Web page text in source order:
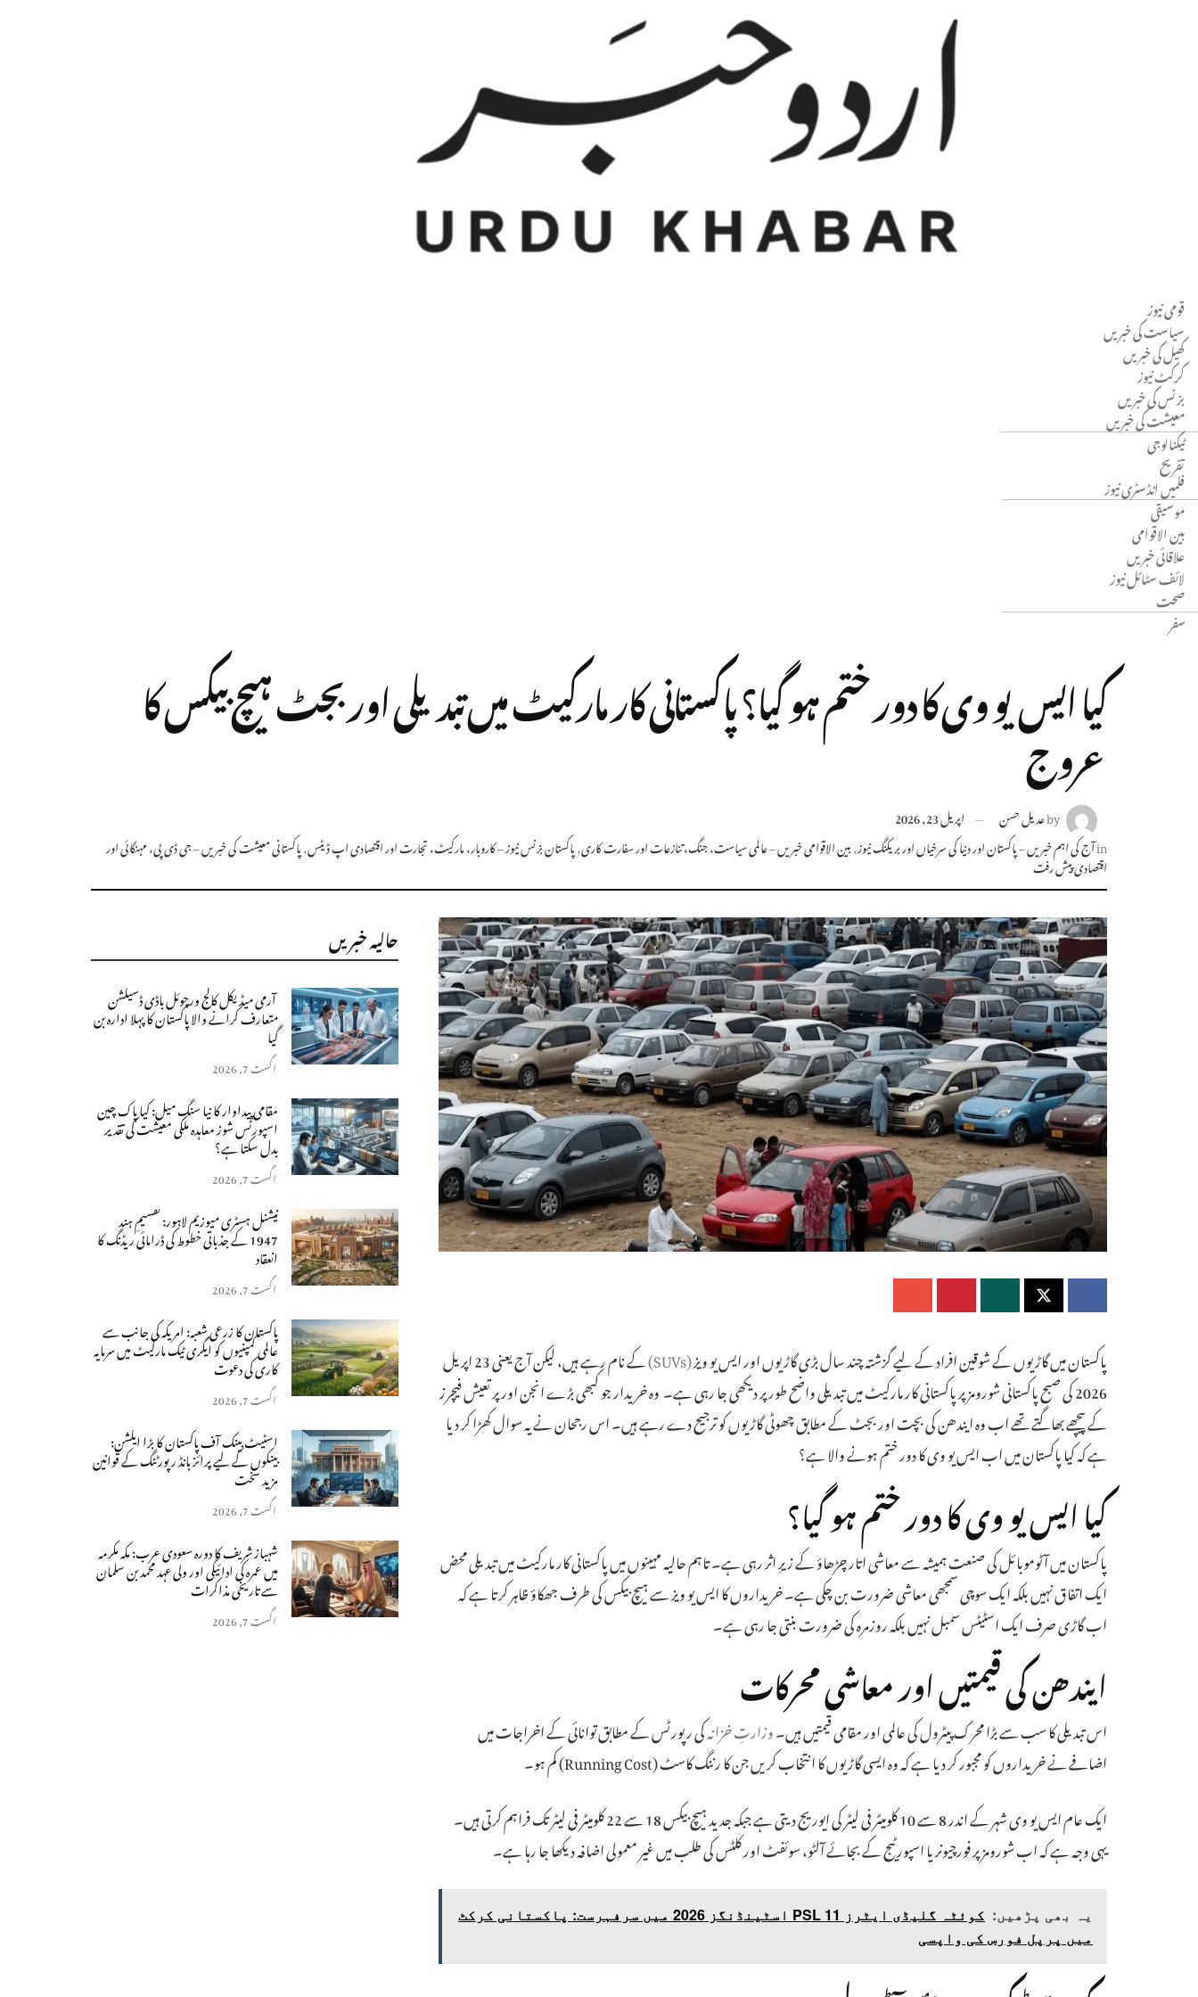
Menuقومی نیوز
سیاست کی خبریں
کھیل کی خبریں
کرکٹ نیوز
بزنس کی خبریں
معیشت کی خبریں
ٹیکنالوجی
تفریح
فلمیں انڈسٹری نیوز
موسیقی
بین الاقوامی
علاقائی خبریں
لائف سٹائل نیوز
صحت
سفر
کیا ایس یو وی کا دور ختم ہو گیا؟ پاکستانی کار مارکیٹ میں تبدیلی اور بجٹ ہیچ بیکس کا
عروج
byعدیل حسن
اپریل 23, 2026
inآج کی اہم خبریں – پاکستان اور دنیا کی سرخیاں اور بریکنگ نیوز,بین الاقوامی خبریں – عالمی سیاست، جنگ، تنازعات اور سفارت کاری,پاکستان بزنس نیوز – کاروبار، مارکیٹ، تجارت اور اقتصادی اپ ڈیٹس,پاکستانی معیشت کی خبریں – جی ڈی پی، مہنگائی اور
اقتصادی پیش رفت
پاکستان میں گاڑیوں کے شوقین افراد کے لیے گزشتہ چند سال بڑی گاڑیوں اور ایس یو ویز(SUVs)
کے نام رہے ہیں، لیکن آج یعنی 23 اپریل
2026 کی صبح پاکستانی شورومز پر پاکستانی کار مارکیٹ میں تبدیلی واضح طور پر دیکھی جا رہی ہے۔ وہ خریدار جو کبھی بڑے انجن اور پر تعیش فیچرز
کے پیچھے بھاگتے تھے اب وہ ایندھن کی بچت اور بجٹ کے مطابق چھوٹی گاڑیوں کو ترجیح دے رہے ہیں۔ اس رجحان نے یہ سوال کھڑا کر دیا
ہے کہ کیا پاکستان میں اب ایس یو وی کا دور ختم ہونے والا ہے؟
کیا ایس یو وی کا دور ختم ہو گیا؟
پاکستان میں آٹوموبائل کی صنعت ہمیشہ سے معاشی اتار چڑھاؤ کے زیرِ اثر رہی ہے۔ تاہم حالیہ مہینوں میں پاکستانی کار مارکیٹ میں تبدیلی محض
ایک اتفاق نہیں بلکہ ایک سوچی سمجھی معاشی ضرورت بن چکی ہے۔ خریداروں کا ایس یو ویز سے ہیچ بیکس کی طرف جھکاؤ ظاہر کرتا ہے کہ
اب گاڑی صرف ایک اسٹیٹس سمبل نہیں بلکہ روزمرہ کی ضرورت بنتی جا رہی ہے۔
ایندھن کی قیمتیں اور معاشی محرکات
اس تبدیلی کا سب سے بڑا محرک پیٹرول کی عالمی اور مقامی قیمتیں ہیں۔وزارتِ خزانہکی رپورٹس کے مطابق توانائی کے اخراجات میں
اضافے نے خریداروں کو مجبور کر دیا ہے کہ وہ ایسی گاڑیوں کا انتخاب کریں جن کا رننگ کاسٹ (Running Cost) کم ہو۔
ایک عام ایس یو وی شہر کے اندر 8 سے 10 کلومیٹر فی لیٹر کی ایوریج دیتی ہے جبکہ جدید ہیچ بیکس 18 سے 22 کلومیٹر فی لیٹر تک فراہم کرتی ہیں۔
یہی وجہ ہے کہ اب شورومز پر فورچیونر یا اسپورٹیج کے بجائے آلٹو، سوئفٹ اور کلٹس کی طلب میں غیر معمولی اضافہ دیکھا جا رہا ہے۔
یہ بھی پڑھیں:
کوئٹہ گلیڈی ایٹرز PSL 11 اسٹینڈنگز 2026 میں سرفہرست: پاکستانی کرکٹ
میں پرپل فورس کی واپسی
حالیہ خبریں
آرمی میڈیکل کالج ورچوئل باڈی ڈسیکشن
متعارف کرانے والا پاکستان کا پہلا ادارہ بن
گیا
اگست 7, 2026
مقامی پیداوار کا نیا سنگِ میل: کیا پاک چین
اسپورٹس شوز معاہدہ ملکی معیشت کی تقدیر
بدل سکتا ہے؟
اگست 7, 2026
نیشنل ہسٹری میوزیم لاہور: تقسیمِ ہند
1947 کے جذباتی خطوط کی ڈرامائی ریڈنگ کا
انعقاد
اگست 7, 2026
پاکستان کا زرعی شعبہ: امریکہ کی جانب سے
عالمی کمپنیوں کو ایگری ٹیک مارکیٹ میں سرمایہ
کاری کی دعوت
اگست 7, 2026
اسٹیٹ بینک آف پاکستان کا بڑا ایکشن:
بینکوں کے لیے پرائز بانڈ رپورٹنگ کے قوانین
مزید سخت
اگست 7, 2026
شہباز شریف کا دورہ سعودی عرب: مکہ مکرمہ
میں عمرہ کی ادائیگی اور ولی عہد محمد بن سلمان
سے تاریخی مذاکرات
اگست 7, 2026